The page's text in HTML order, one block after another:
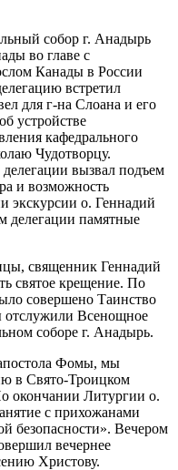
собор г. Анадырь
во главе с
Канады в России
встретил
для г-на Слоана и его
устройстве
кафедрального
Чудотворцу.
вызвал подъем
и возможность
экскурсии о. Геннадий
делегации памятные
священник Геннадий
святое крещение. По
совершено Таинство
Всенощное
соборе г. Анадырь.
Фомы, мы
в Свято-Троицком
окончании Литургии о.
с прихожанами
безопасности». Вечером
вечернее
Христову.